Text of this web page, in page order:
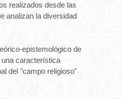
realizados desde las
analizan la diversidad
epistemológico de
característica
del "campo religioso"